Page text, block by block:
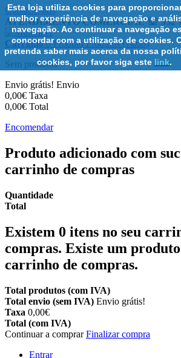
Esta loja utiliza cookies para
melhor experiência de navegação e
navegação. Ao continuar a navegação
concordar com a utilização de cookies.
pretenda saber mais acerca da nossa
cookies, por favor siga este link.
Contacte-nos
ATENDIMENTO COMERCIAL ☏ 932
Carrinho 0 Produto Produtos (vazio)
Sem produtos
Envio grátis! Envio
0,00€ Taxa
0,00€ Total
Encomendar
Produto adicionado com
carrinho de compras
Quantidade
Total
Existem 0 itens no seu
compras. Existe um produto
carrinho de compras.
Total produtos (com IVA)
Total envio (sem IVA) Envio grátis!
Taxa 0,00€
Total (com IVA)
Continuar a comprarFinalizar compra
Entrar